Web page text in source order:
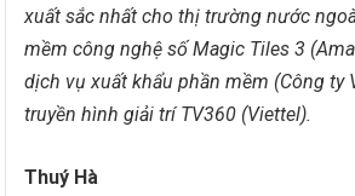
xuất sắc nhất cho thị trường nước
mềm công nghệ số Magic Tiles 3
dịch vụ xuất khẩu phần mềm (Công ty
truyền hình giải trí TV360 (Viettel).
Thuý Hà